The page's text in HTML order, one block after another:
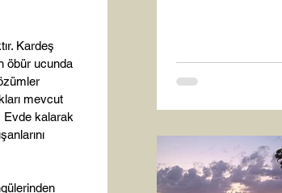
Kardeş
öbür ucunda
mevcut
Evde kalarak